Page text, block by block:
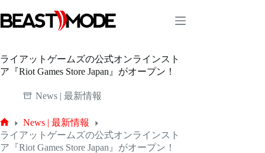
ン
テ
ツ
へ
プ
ライアットゲームズの公式オンラインスト
ア『Riot Games Store Japan』がオープン！
News | 最新情報
ホ
ー
News | 最新情報
ライアットゲームズの公式オンラインスト
ア『Riot Games Store Japan』がオープン！